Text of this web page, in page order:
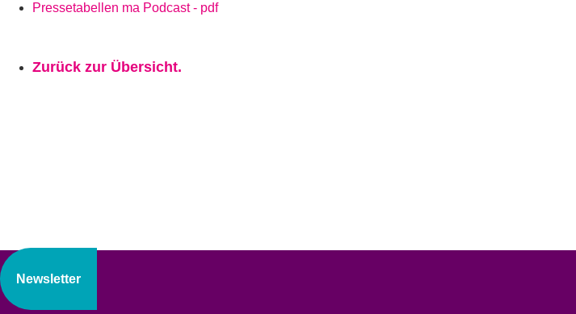
Pressetabellen ma Podcast - pdf
Zurück zur Übersicht.
Newsletter